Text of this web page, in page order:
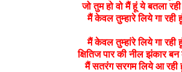
जो तुम हो वो मैं हूं ये बतला
मैं केवल तुम्हारे लिये गा रही
मैं केवल तुम्हांरे लिये गा रही
क्षितिज पार की नील झंकार
मैं सतरंग सरगम लिये आ रही